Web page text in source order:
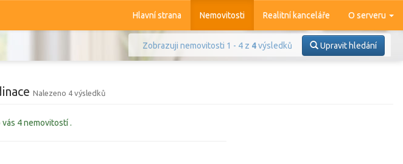
Hlavní strana Nemovitosti Realitní kanceláře O serveru
Zobrazuji nemovitosti 1 - 4 z 4výsledků Upravit hledání
Nalezeno 4 výsledků
4 nemovitostí .